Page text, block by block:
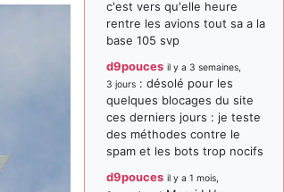
c'est vers qu'elle heure
rentre les avions tout sa a la
base 105 svp
d9pouces il y a 3 semaines,
3 jours : désolé pour les
quelques blocages du site
ces derniers jours : je teste
des méthodes contre le
spam et les bots trop nocifs
d9pouces il y a 1 mois,